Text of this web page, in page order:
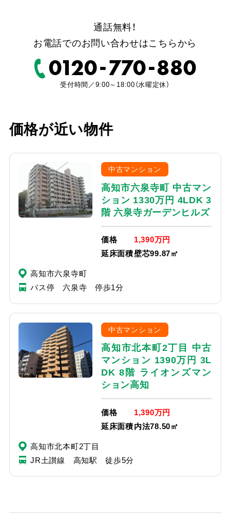
通話無料！
お電話でのお問い合わせはこちらから
0120-770-880
受付時間／9:00～18:00（水曜定休）
価格が近い物件
中古マンション
高知市六泉寺町 中古マン
ション 1330万円 4LDK 3
階 六泉寺ガーデンヒルズ
価格
1,390万円
延床面積壁芯99.87㎡
高知市六泉寺町
バス停 六泉寺 停歩1分
中古マンション
高知市北本町2丁目 中古
マンション 1390万円 3L
DK 8階 ライオンズマン
ション高知
価格
1,390万円
延床面積内法78.50㎡
高知市北本町2丁目
JR土讃線 高知駅 徒歩5分